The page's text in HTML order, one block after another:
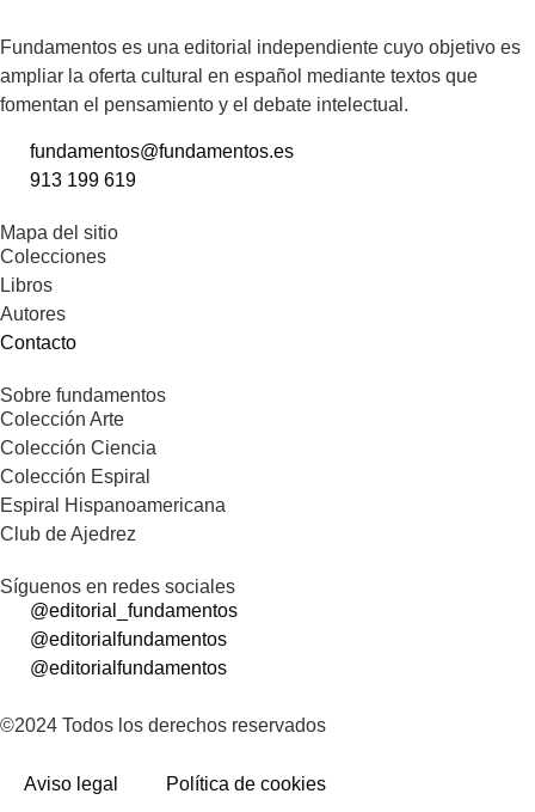
Fundamentos es una editorial independiente cuyo objetivo es
ampliar la oferta cultural en español mediante textos que
fomentan el pensamiento y el debate intelectual.
fundamentos@fundamentos.es
913 199 619
Mapa del sitio
Colecciones
Libros
Autores
Contacto
Sobre fundamentos
Colección Arte
Colección Ciencia
Colección Espiral
Espiral Hispanoamericana
Club de Ajedrez
Síguenos en redes sociales
@editorial_fundamentos
@editorialfundamentos
@editorialfundamentos
©2024 Todos los derechos reservados
Aviso legal Política de cookies